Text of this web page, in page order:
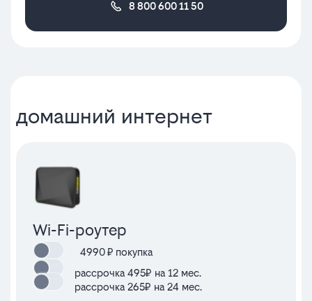
8 800 600 11 50
домашний интернет
Wi-Fi-роутер
4990₽ покупка
рассрочка 495₽ на 12 мес.
рассрочка 265₽ на 24 мес.